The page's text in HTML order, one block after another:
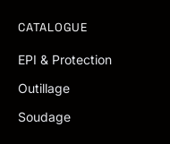
CATALOGUE
EPI & Protection
Outillage
Soudage